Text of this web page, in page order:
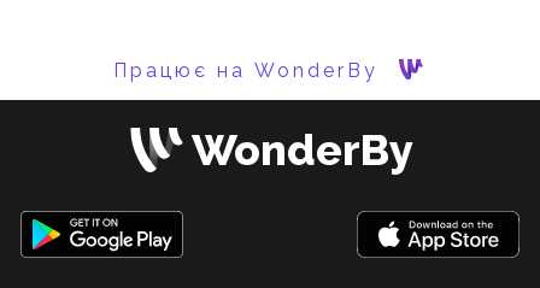
Працює на WonderBy
WonderBy